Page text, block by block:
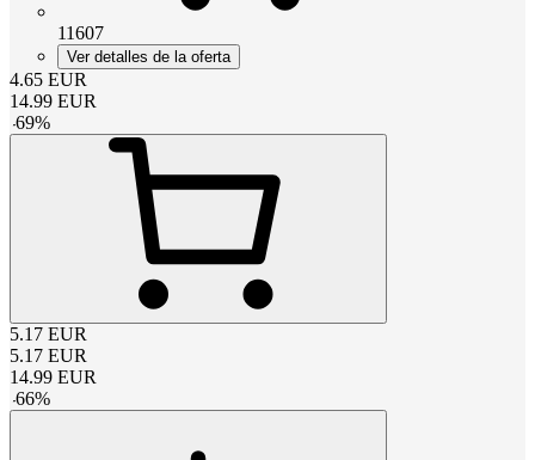
11607
Ver detalles de la oferta
4.65 EUR
14.99 EUR
-69%
5.17 EUR
5.17 EUR
14.99 EUR
-66%